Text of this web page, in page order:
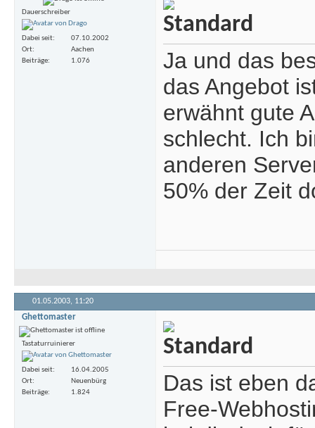
Dauerschreiber
Dabei seit
07.10.2002
Ort
Aachen
Beiträge
1.076
Ja und das
das Angebot
erwähnt gute
schlecht. Ich
anderen
50% der Zeit
01.05.2003, 11:20
Ghettomaster
Tastaturruinierer
Dabei seit
16.04.2005
Ort
Neuenbürg
Beiträge
1.824
Das ist eben
Free-